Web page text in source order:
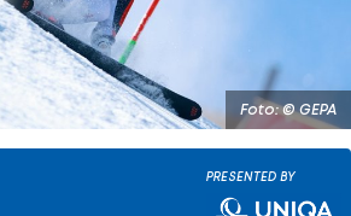
Foto: © GEPA
PRESENTED BY